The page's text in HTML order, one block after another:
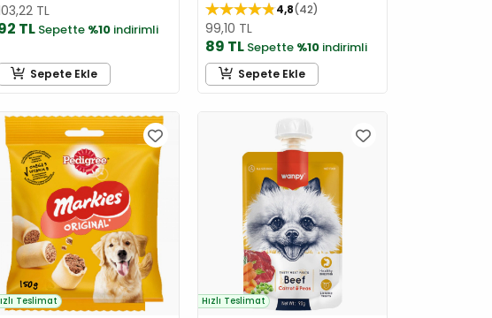
TL
TLSepette %10indirimli
Sepete Ekle
4,8 42
99,10 TL
89 TLSepette %10indirimli
Sepete Ekle
Teslimat Hızlı Teslimat